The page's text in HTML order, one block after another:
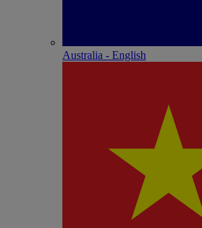
Australia - English